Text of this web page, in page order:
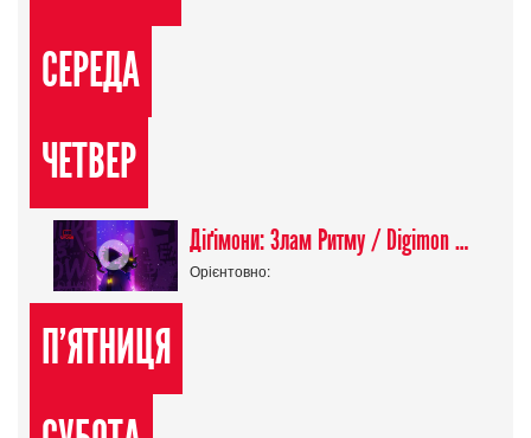
СЕРЕДА
ЧЕТВЕР
Діґімони: Злам Ритму / Digimon Beatbreak
Орієнтовно:
П'ЯТНИЦЯ